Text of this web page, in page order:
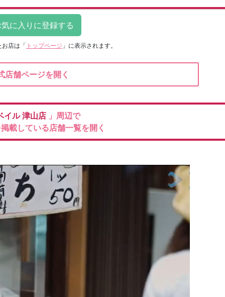
お店は 「 トップページ 」に表示されます。
店舗ページを開く
イル津山店 」周辺で
載している店舗一覧を開く